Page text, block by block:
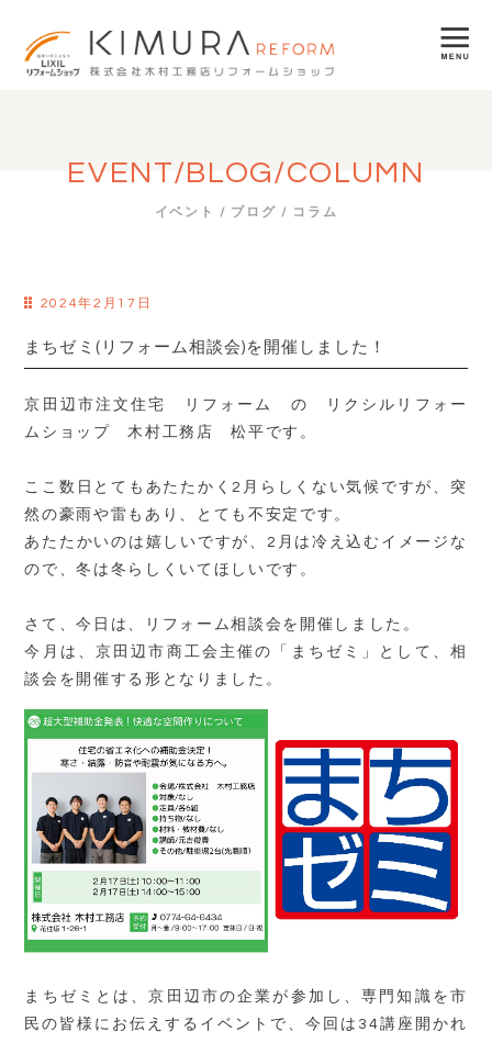
EVENT/BLOG/COLUMN
イベント / ブログ / コラム
2024年2月17日
まちゼミ(リフォーム相談会)を開催しました！
京田辺市注文住宅 リフォーム の リクシルリフォー
ムショップ 木村工務店 松平です。
ここ数日とてもあたたかく2月らしくない気候ですが、突
然の豪雨や雷もあり、とても不安定です。
あたたかいのは嬉しいですが、2月は冷え込むイメージな
ので、冬は冬らしくいてほしいです。
さて、今日は、リフォーム相談会を開催しました。
今月は、京田辺市商工会主催の「まちゼミ」として、相
談会を開催する形となりました。
まちゼミとは、京田辺市の企業が参加し、専門知識を市
民の皆様にお伝えするイベントで、今回は34講座開かれ